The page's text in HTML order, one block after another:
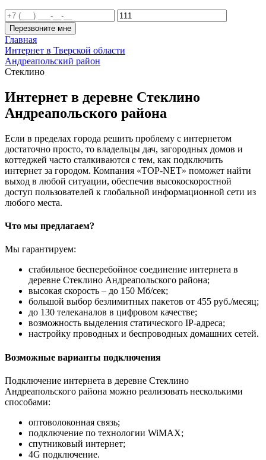
Перезвоните мне
Главная
Интернет в Тверской области
Андреапольский район
Стеклино
Интернет в деревне Стеклино
Андреапольского района
Если в пределах города решить проблему с интернетом
достаточно просто, то владельцы дач, загородных домов и
коттеджей часто сталкиваются с тем, как подключить
интернет за городом. Компания «TOP-NET» поможет найти
выход в любой ситуации, обеспечив высокоскоростной
доступ пользователей к глобальной информационной сети из
любого места.
Что мы предлагаем?
Мы гарантируем:
стабильное бесперебойное соединение интернета в
деревне Стеклино Андреапольского района;
высокая скорость – до 150 Мб/сек;
большой выбор безлимитных пакетов от 455 руб./месяц;
до 130 телеканалов в цифровом качестве;
возможность выделения статического IP-адреса;
настройку проводных и беспроводных домашних сетей.
Возможные варианты подключения
Подключение интернета в деревне Стеклино
Андреапольского района можно реализовать несколькими
способами:
оптоволоконная связь;
подключение по технологии WiMAX;
спутниковый интернет;
4G подключение.